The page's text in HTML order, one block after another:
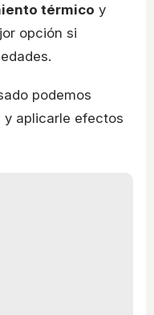
térmico y
opción si
podemos
y aplicarle efectos